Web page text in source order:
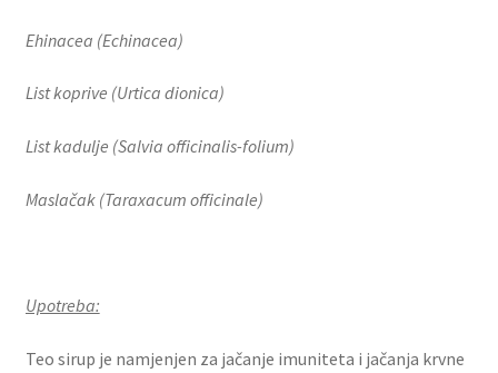
Ehinacea (Echinacea)
List koprive (Urtica dionica)
List kadulje (Salvia officinalis-folium)
Maslačak (Taraxacum officinale)
Upotreba:
Teo sirup je namjenjen za jačanje imuniteta i jačanja krvne